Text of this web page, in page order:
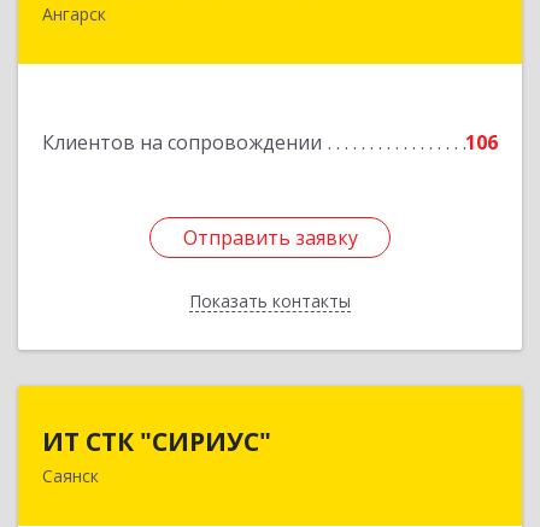
Ангарск
Клиентов на сопровождении 106
Отправить заявку
Показать контакты
665826, Иркутская обл, Ангарск г, 12А мкр, дом
Отправить заявку
Назад
ИТ СТК "СИРИУС"
Саянск666303, Иркутская обл, Саянск г, Юбилейный